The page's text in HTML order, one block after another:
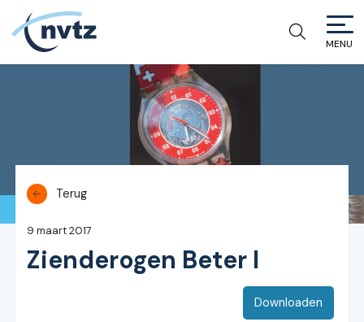
NVTZ
MENU
Terug
9 maart 2017
Zienderogen Beter I
Downloaden